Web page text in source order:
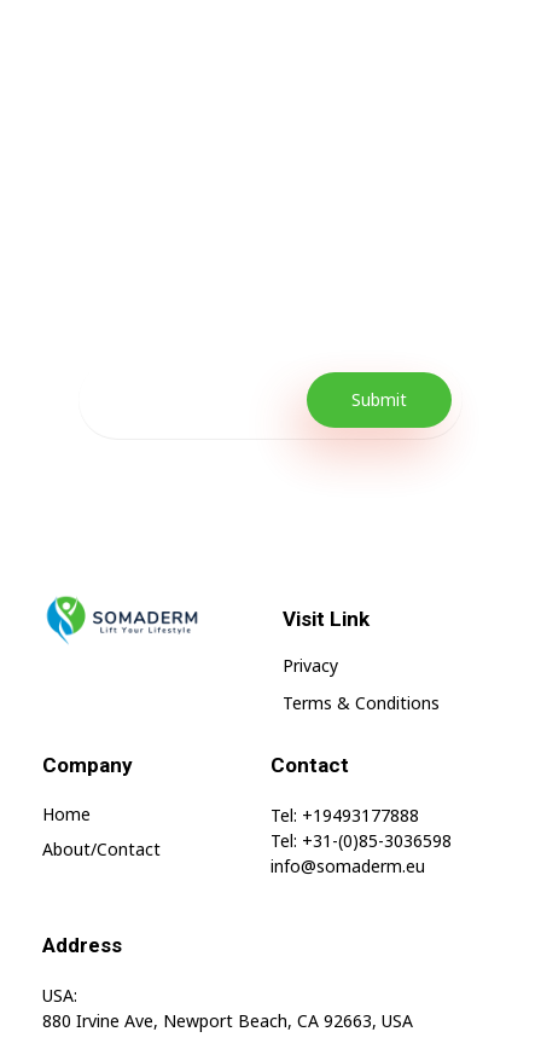
Visit Link
Privacy
Terms & Conditions
Company
Home
About/contact
Contact
Tel: +19493177888
Tel: +31-(0)85-3036598
info@somaderm.eu
Address
USA:
880 Irvine Ave, Newport Beach, CA 92663, USA